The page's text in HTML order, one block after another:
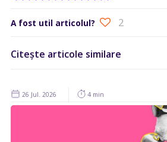
A fost util articolul? 2
Citește articole similare
26 Jul. 2026 4 min